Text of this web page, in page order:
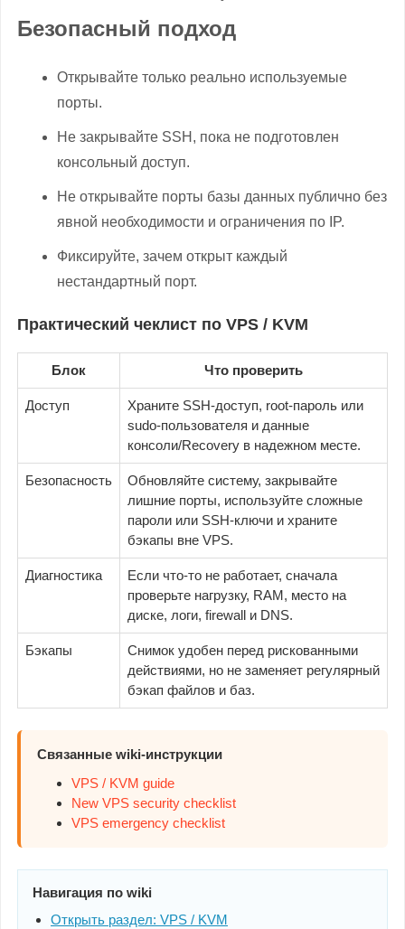
Безопасный подход
Открывайте только реально используемые
порты.
Не закрывайте SSH, пока не подготовлен
консольный доступ.
Не открывайте порты базы данных публично без
явной необходимости и ограничения по IP.
Фиксируйте, зачем открыт каждый
нестандартный порт.
Практический чеклист по VPS / KVM
Блок Что проверить
Доступ
Храните SSH-доступ, root-пароль или
sudo-пользователя и данные
консоли/Recovery в надежном месте.
Безопасность
Обновляйте систему, закрывайте
лишние порты, используйте сложные
пароли или SSH-ключи и храните
бэкапы вне VPS.
Диагностика
Если что-то не работает, сначала
проверьте нагрузку, RAM, место на
диске, логи, firewall и DNS.
Бэкапы
Снимок удобен перед рискованными
действиями, но не заменяет регулярный
бэкап файлов и баз.
Связанные wiki-инструкции
VPS / KVM guide
New VPS security checklist
VPS emergency checklist
Навигация по wiki
Открыть раздел: VPS / KVM